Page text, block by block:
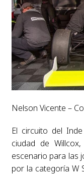
Nelson Vicente –
El circuito del
ciudad de
escenario para las
por la categoría W